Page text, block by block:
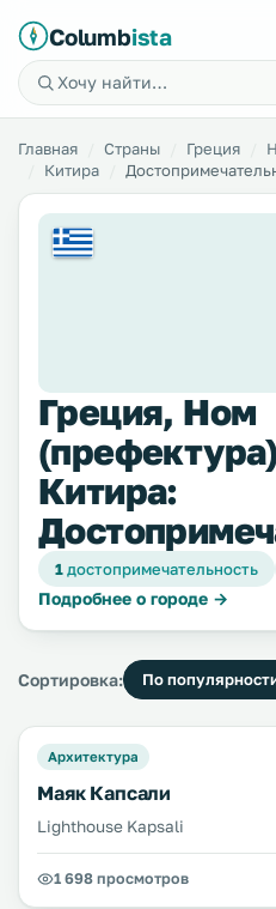
Columbista
Главная Страны Греция
Китира
Греция, Ном
Китира:
1достопримечательность
Подробнее о городе →
Сортировка: По
Архитектура
Маяк Капсали
Lighthouse Kapsali
1 698 просмотров